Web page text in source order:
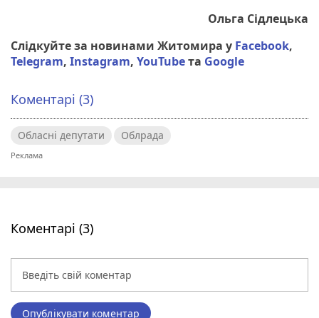
Ольга Сідлецька
Слідкуйте за новинами Житомира у Facebook,
Telegram, Instagram, YouTubeта Google
Коментарі (3)
Обласні депутати Облрада
Коментарі (3)
Опублікувати коментар